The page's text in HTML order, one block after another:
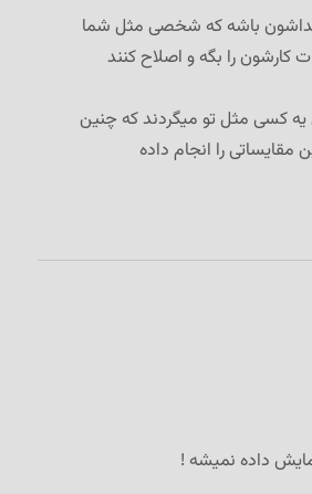
خداشون باشه که شخصی مثل شما
کارشون را بگه و اصلاح کنند
یه کسی مثل تو میگردند که چنین
مقایساتی را انجام داده
داده نمیشه !